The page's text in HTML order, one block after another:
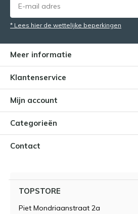
* Lees hier de wettelijke beperkingen
Meer informatie
Klantenservice
Mijn account
Categorieën
Contact
TOPSTORE
Piet Mondriaanstraat 2a